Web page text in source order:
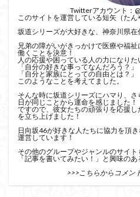
Twitterアカウント：
このサイトを運営している短矢（たん
坂道シリーズが大好きな、神奈川県在
兄弟の障がいがきっかけで医療や福
働くことを決意！
人の応援や困っている人の力になり
「自分の好きな事ってなんだろう？」
「自分と家族にとっての自由とは？」
このようなことを考えてました。
そんな時に坂道シリーズにハマり、
日が同じことから運命を感じました！
ですので、彼女たちの頑張りを応援
を立ち上げました！
日向坂46が好きな人たちに協力を頂
運営しています！
その他のグループやジャンルのサイト
「記事を書いてみたい！」と興味のあ
>>>こちらからコメン